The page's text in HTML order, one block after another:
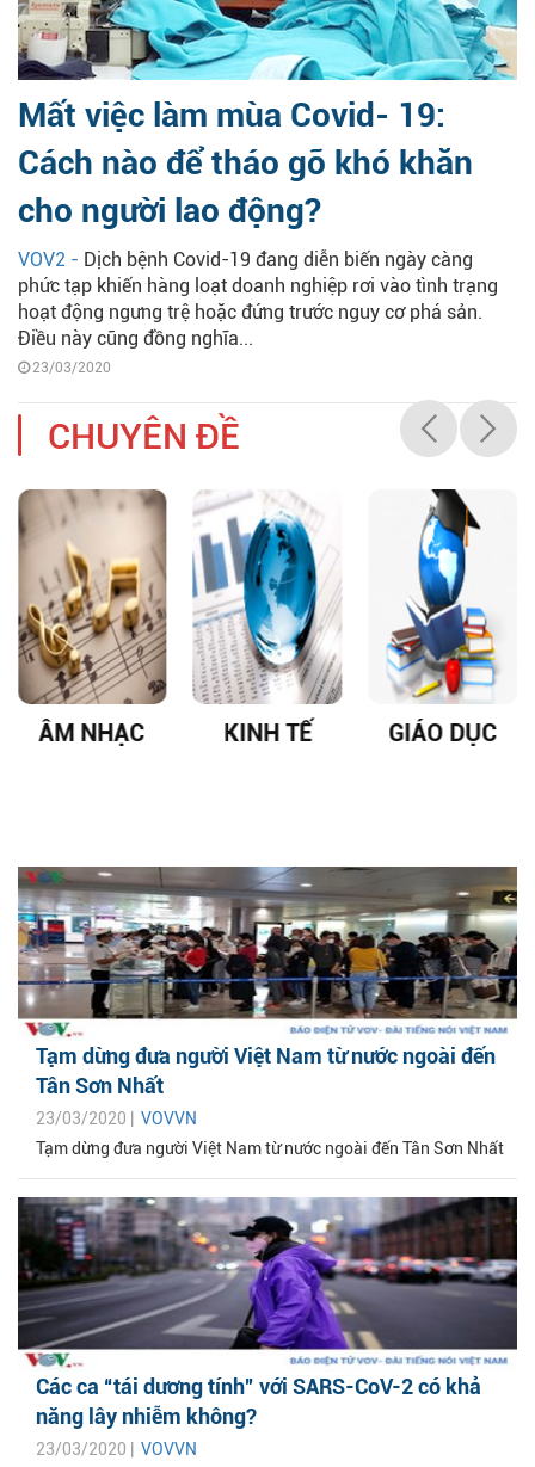
Mất việc làm mùa Covid- 19:
Cách nào để tháo gỡ khó khăn
cho người lao động?
VOV2 - Dịch bệnh Covid-19 đang diễn biến ngày càng
phức tạp khiến hàng loạt doanh nghiệp rơi vào tình trạng
hoạt động ngưng trệ hoặc đứng trước nguy cơ phá sản.
Điều này cũng đồng nghĩa...
23/03/2020
CHUYÊN ĐỀ
ÂM NHẠC KINH TẾ GIÁO DỤC
Tạm dừng đưa người Việt Nam từ nước ngoài đến
Tân Sơn Nhất
23/03/2020 | VOVVN
Tạm dừng đưa người Việt Nam từ nước ngoài đến Tân Sơn Nhất
Các ca “tái dương tính” với SARS-CoV-2 có khả
năng lây nhiễm không?
23/03/2020 | VOVVN